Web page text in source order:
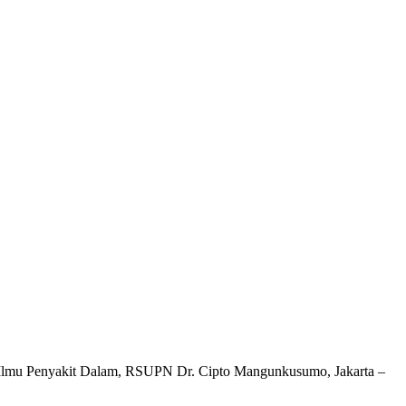
Penyakit Dalam, RSUPN Dr. Cipto Mangunkusumo, Jakarta –